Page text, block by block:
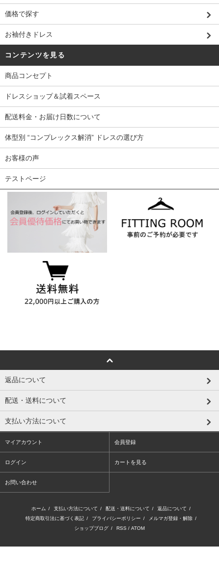
価格で探す
お袖付きドレス
コンテンツを見る
商品コンセプト
ドレスショップ＆試着スペース
配送料金・お届け日数について
体型別 “コンプレックス解消” ドレスの選び方
お客様の声
テストページ
返品について
配送・送料について
支払い方法について
マイアカウント 会員登録
ログイン カートを見る
お問い合わせ
ホーム / 支払い方法について / 配送・送料について / 返品について /
特定商取引法に基づく表記 / プライバシーポリシー / メルマガ登録・解除 /
ショップブログ / RSS / ATOM